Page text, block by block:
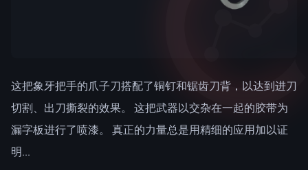
这把象牙把手的爪子刀搭配了铜钉和锯齿刀背，以达到进刀
切割、出刀撕裂的效果。 这把武器以交杂在一起的胶带为
漏字板进行了喷漆。 真正的力量总是用精细的应用加以证
明...